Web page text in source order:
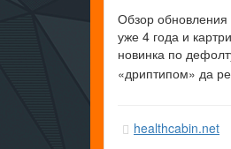
Обзор
уже 4 года и
новинка по
«дриптипом» да
healthcabin.net